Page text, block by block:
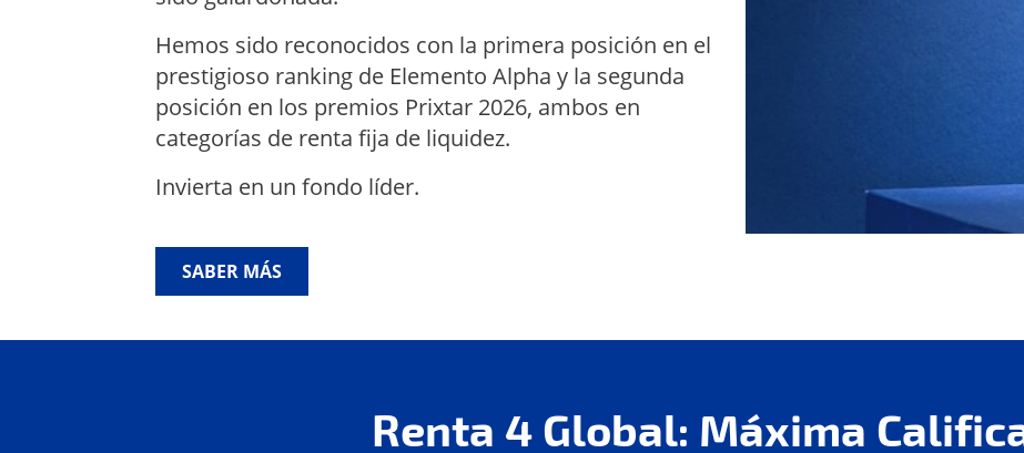
Hemos sido reconocidos con la primera posición en el
prestigioso ranking de Elemento Alpha y la segunda
posición en los premios Prixtar 2026, ambos en
categorías de renta fija de liquidez.
Invierta en un fondo líder.
SABER MÁS
Renta 4 Global: Máxima